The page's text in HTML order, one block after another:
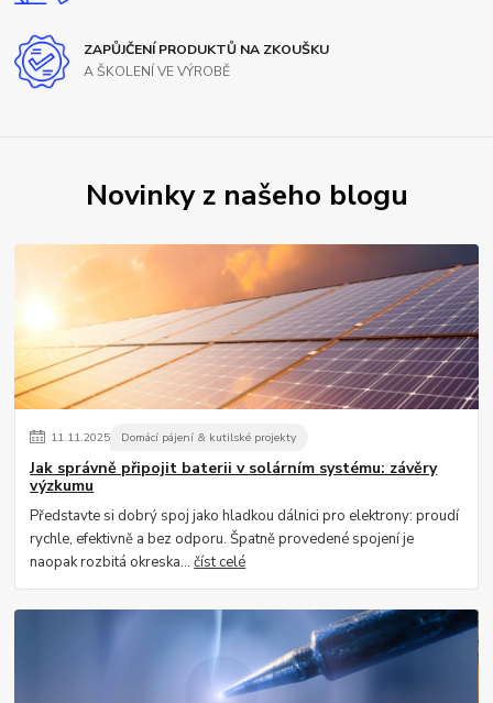
ZAPŮJČENÍ PRODUKTŮ NA ZKOUŠKU
A ŠKOLENÍ VE VÝROBĚ
Novinky z našeho blogu
11.11.2025 Domácí pájení & kutilské projekty
Jak správně připojit baterii v solárním systému: závěry
výzkumu
Představte si dobrý spoj jako hladkou dálnici pro elektrony: proudí
rychle, efektivně a bez odporu. Špatně provedené spojení je
naopak rozbitá okreska...číst celé